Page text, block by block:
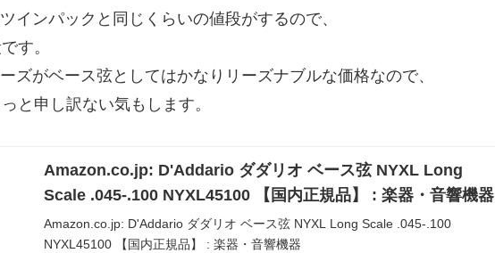
インパックと同じくらいの値段がするので、
す。
ズがベース弦としてはかなりリーズナブルな価格なので、
と申し訳ない気もします。
Amazon.co.jp: D'Addario ダダリオ ベース弦 NYXL Long
Scale .045-.100 NYXL45100 【国内正規品】 : 楽器・音響機器
Amazon.co.jp: D'Addario ダダリオ ベース弦 NYXL Long Scale .045-.100
NYXL45100 【国内正規品】 : 楽器・音響機器